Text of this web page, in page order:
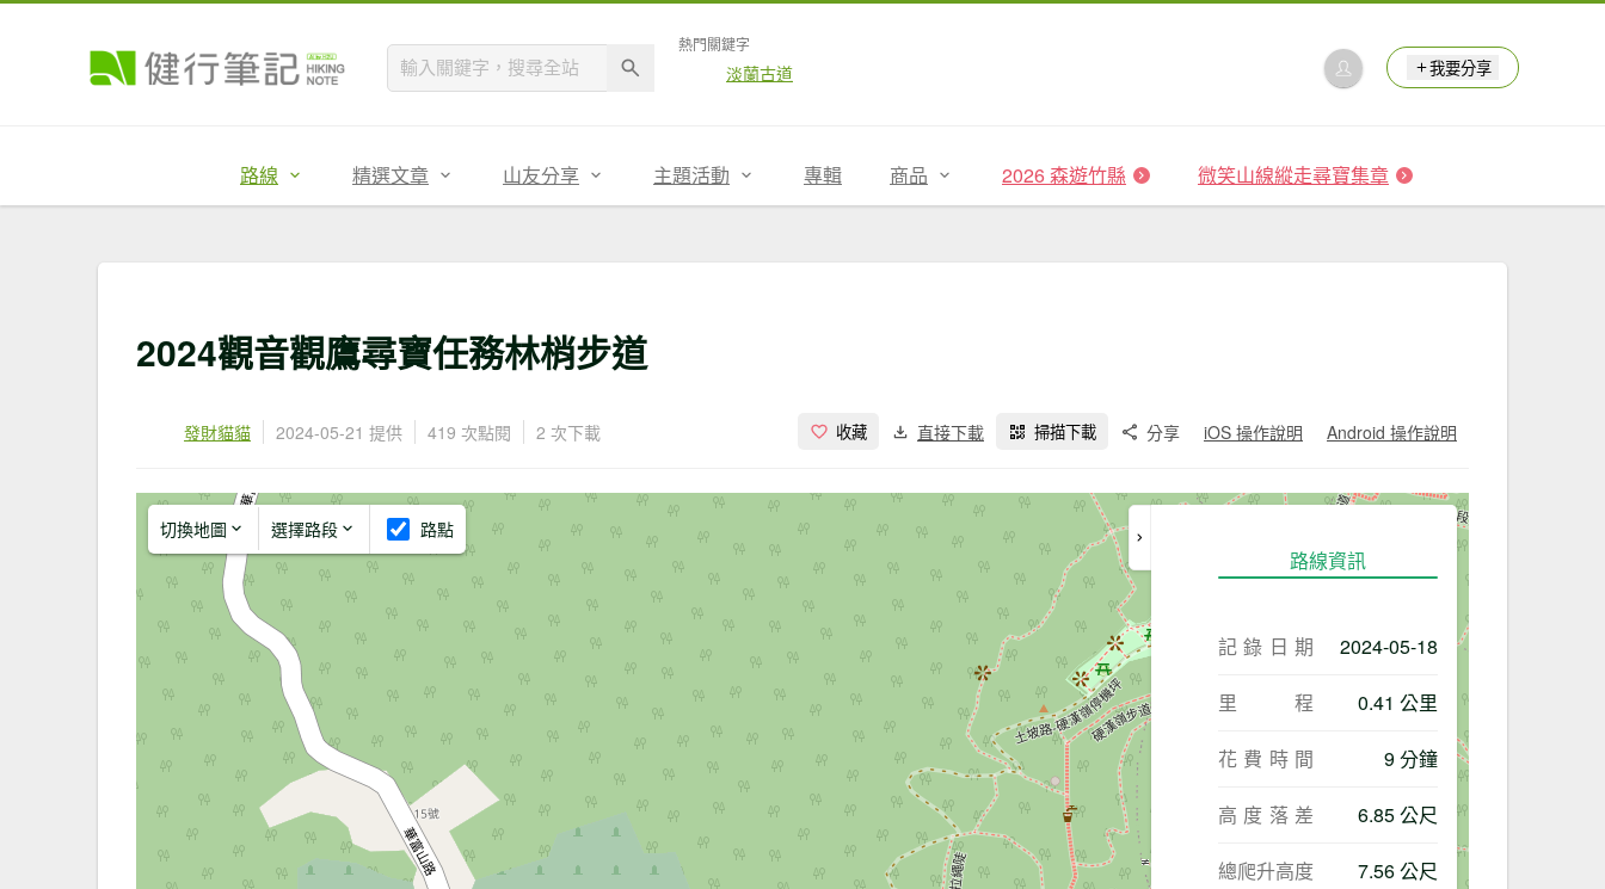
熱門關鍵字
淡蘭古道 我要分享
路線 精選文章 山友分享 主題活動 專輯 商品 2026 森遊竹縣 微笑山線縱走尋寶集章
2024觀音觀鷹尋寶任務林梢步道
發財貓貓 2024-05-21 提供 419 次點閱 2 次下載 收藏 直接下載 掃描下載 分享 iOS 操作說明 Android 操作說明
切換地圖 選擇路段 路點
路線資訊
記錄日期 2024-05-18
里程 0.41 公里
花費時間 9 分鐘
高度落差 6.85 公尺
總爬升高度 7.56 公尺